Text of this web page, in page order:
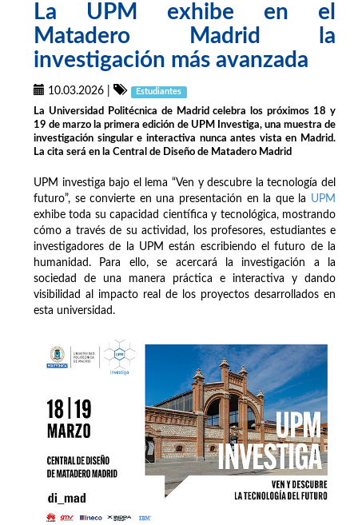
La UPM exhibe en el
Matadero Madrid la
investigación más avanzada
10.03.2026 Estudiantes
La Universidad Politécnica de Madrid celebra los próximos 18 y
19 de marzo la primera edición de UPM Investiga, una muestra de
investigación singular e interactiva nunca antes vista en Madrid.
La cita será en la Central de Diseño de Matadero Madrid
UPM investiga bajo el lema “Ven y descubre la tecnología del
futuro”, se convierte en una presentación en la que la UPM
exhibe toda su capacidad científica y tecnológica, mostrando
cómo a través de su actividad, los profesores, estudiantes e
investigadores de la UPM están escribiendo el futuro de la
humanidad. Para ello, se acercará la investigación a la
sociedad de una manera práctica e interactiva y dando
visibilidad al impacto real de los proyectos desarrollados en
esta universidad.